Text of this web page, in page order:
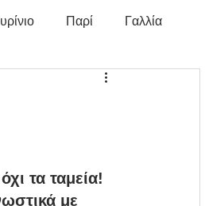
Παρί Γαλλία
τα ταμεία!
με